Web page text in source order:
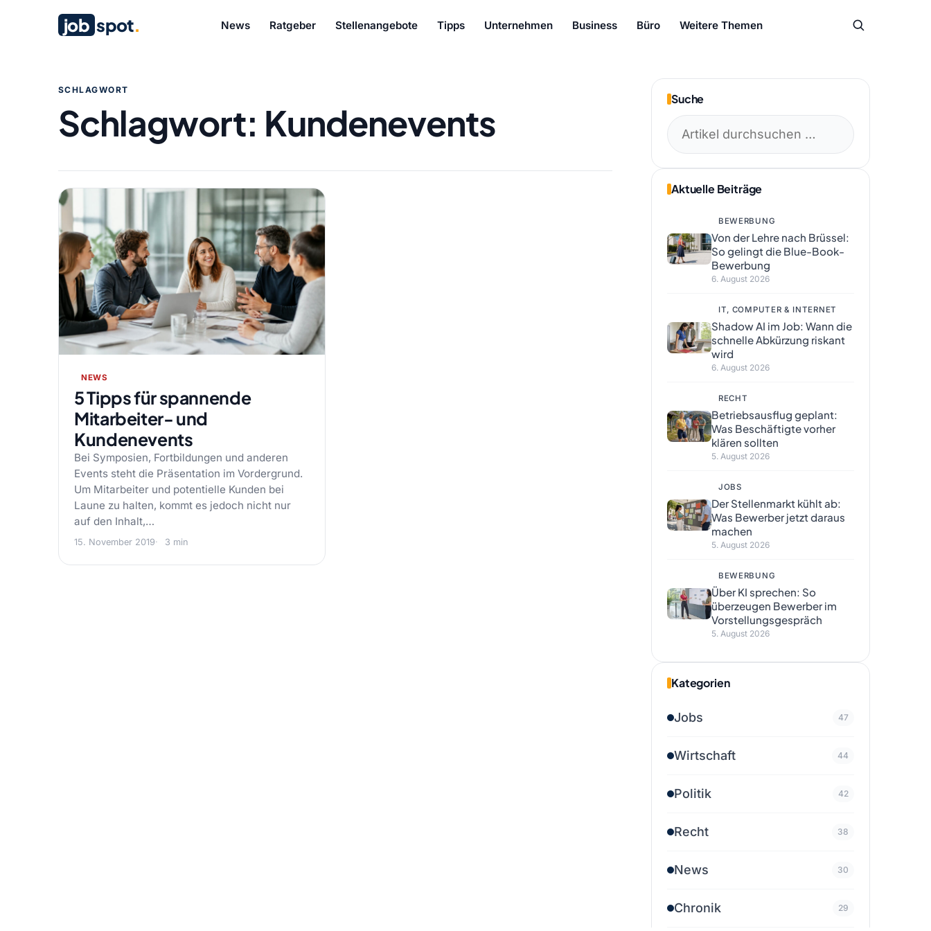
job spot. News Ratgeber Stellenangebote Tipps Unternehmen Business Büro Weitere Themen
SCHLAGWORT
Schlagwort: Kundenevents
NEWS
5 Tipps für spannende
Mitarbeiter- und
Kundenevents
Bei Symposien, Fortbildungen und anderen
Events steht die Präsentation im Vordergrund.
Um Mitarbeiter und potentielle Kunden bei
Laune zu halten, kommt es jedoch nicht nur
auf den Inhalt,…
15. November 2019 3 min
Suche
Aktuelle Beiträge
BEWERBUNG
Von der Lehre nach Brüssel:
So gelingt die Blue-Book-
Bewerbung
6. August 2026
IT, COMPUTER & INTERNET
Shadow AI im Job: Wann die
schnelle Abkürzung riskant
wird
6. August 2026
RECHT
Betriebsausflug geplant:
Was Beschäftigte vorher
klären sollten
5. August 2026
JOBS
Der Stellenmarkt kühlt ab:
Was Bewerber jetzt daraus
machen
5. August 2026
BEWERBUNG
Über KI sprechen: So
überzeugen Bewerber im
Vorstellungsgespräch
5. August 2026
Kategorien
Jobs 47
Wirtschaft 44
Politik 42
Recht 38
News 30
Chronik 29